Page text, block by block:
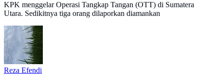
KPK menggelar Operasi Tangkap Tangan (OTT) di Sumatera
Utara. Sedikitnya tiga orang dilaporkan diamankan
Reza Efendi